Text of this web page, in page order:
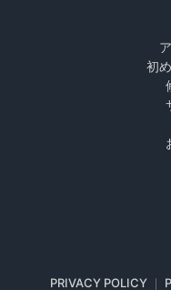
初
PRIVACY POLICY｜